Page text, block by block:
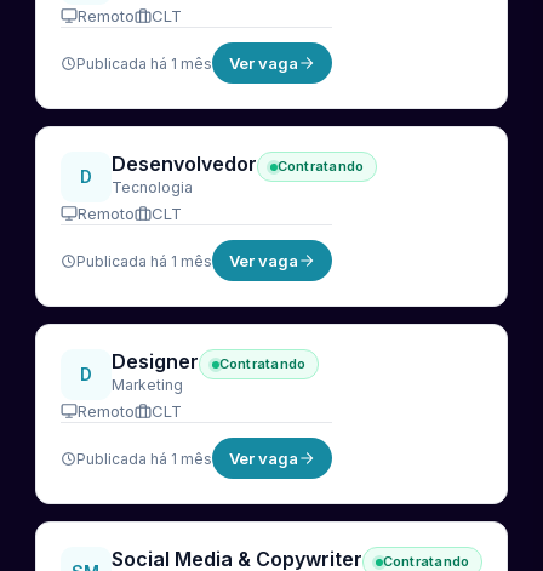
Remoto CLT
Publicada há 1 mês Ver vaga
D
Desenvolvedor
Tecnologia
Contratando
Remoto CLT
Publicada há 1 mês Ver vaga
D
Designer
Marketing
Contratando
Remoto CLT
Publicada há 1 mês Ver vaga
Social Media & Copywriter Contratando